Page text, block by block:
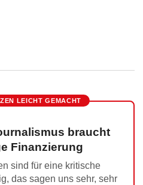
LEICHT GEMACHT
braucht
Finanzierung
sind für eine kritische
das sagen uns sehr, sehr